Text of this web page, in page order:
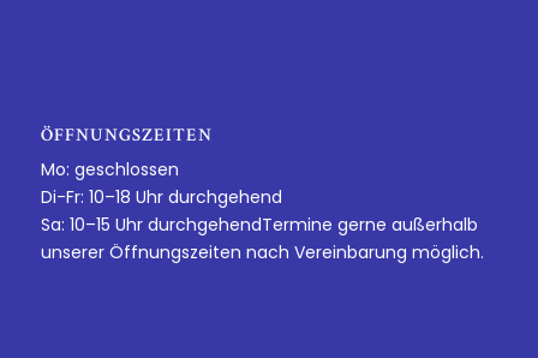
ÖFFNUNGSZEITEN
Mo: geschlossen
Di-Fr: 10–18 Uhr durchgehend
Sa: 10–15 Uhr durchgehendTermine gerne außerhalb
unserer Öffnungszeiten nach Vereinbarung möglich.